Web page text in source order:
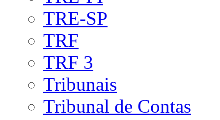
TRE-SP
TRF
TRF 3
Tribunais
Tribunal de Contas